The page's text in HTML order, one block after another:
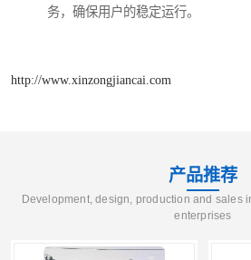
务，确保用户的稳定运行。
http://www.xinzongjiancai.com
产品推荐
Development, design, production and sales
enterprises